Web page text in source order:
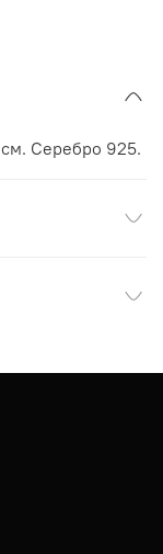
Серебро 925.